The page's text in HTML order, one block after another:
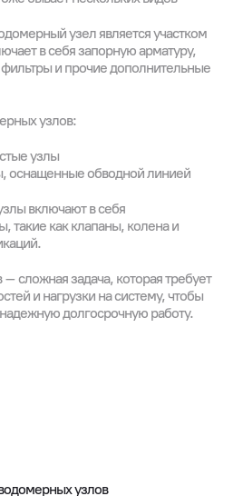
узел является участком
в себя запорную арматуру,
и прочие дополнительные
узлов:
узлы
оснащенные обводной линией
включают в себя
такие как клапаны, колена и
сложная задача, которая требует
и нагрузки на систему, чтобы
долгосрочную работу.
узлов